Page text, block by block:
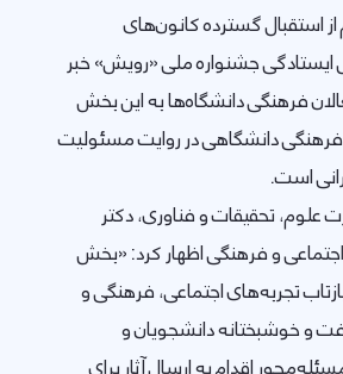
استقبال گسترده کانون‌های
جشنواره ملی «رویش» خبر
و فعالان فرهنگی دانشگاه‌ها به این بخش
دانشگاهی در روایت مسئولیت
است.
علوم، تحقیقات و فناوری، دکتر
اجتماعی و فرهنگی اظهار کرد: «بخش
تجربه‌های اجتماعی، فرهنگی و
و خوشبختانه دانشجویان و